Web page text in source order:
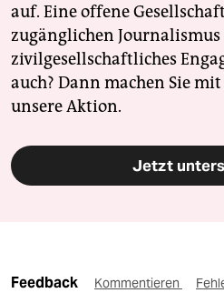
auf. Eine offene
zugänglichen Journalismus
zivilgesellschaftliches
auch? Dann machen Sie
unsere Aktion.
Jetzt
Feedback Kommentieren